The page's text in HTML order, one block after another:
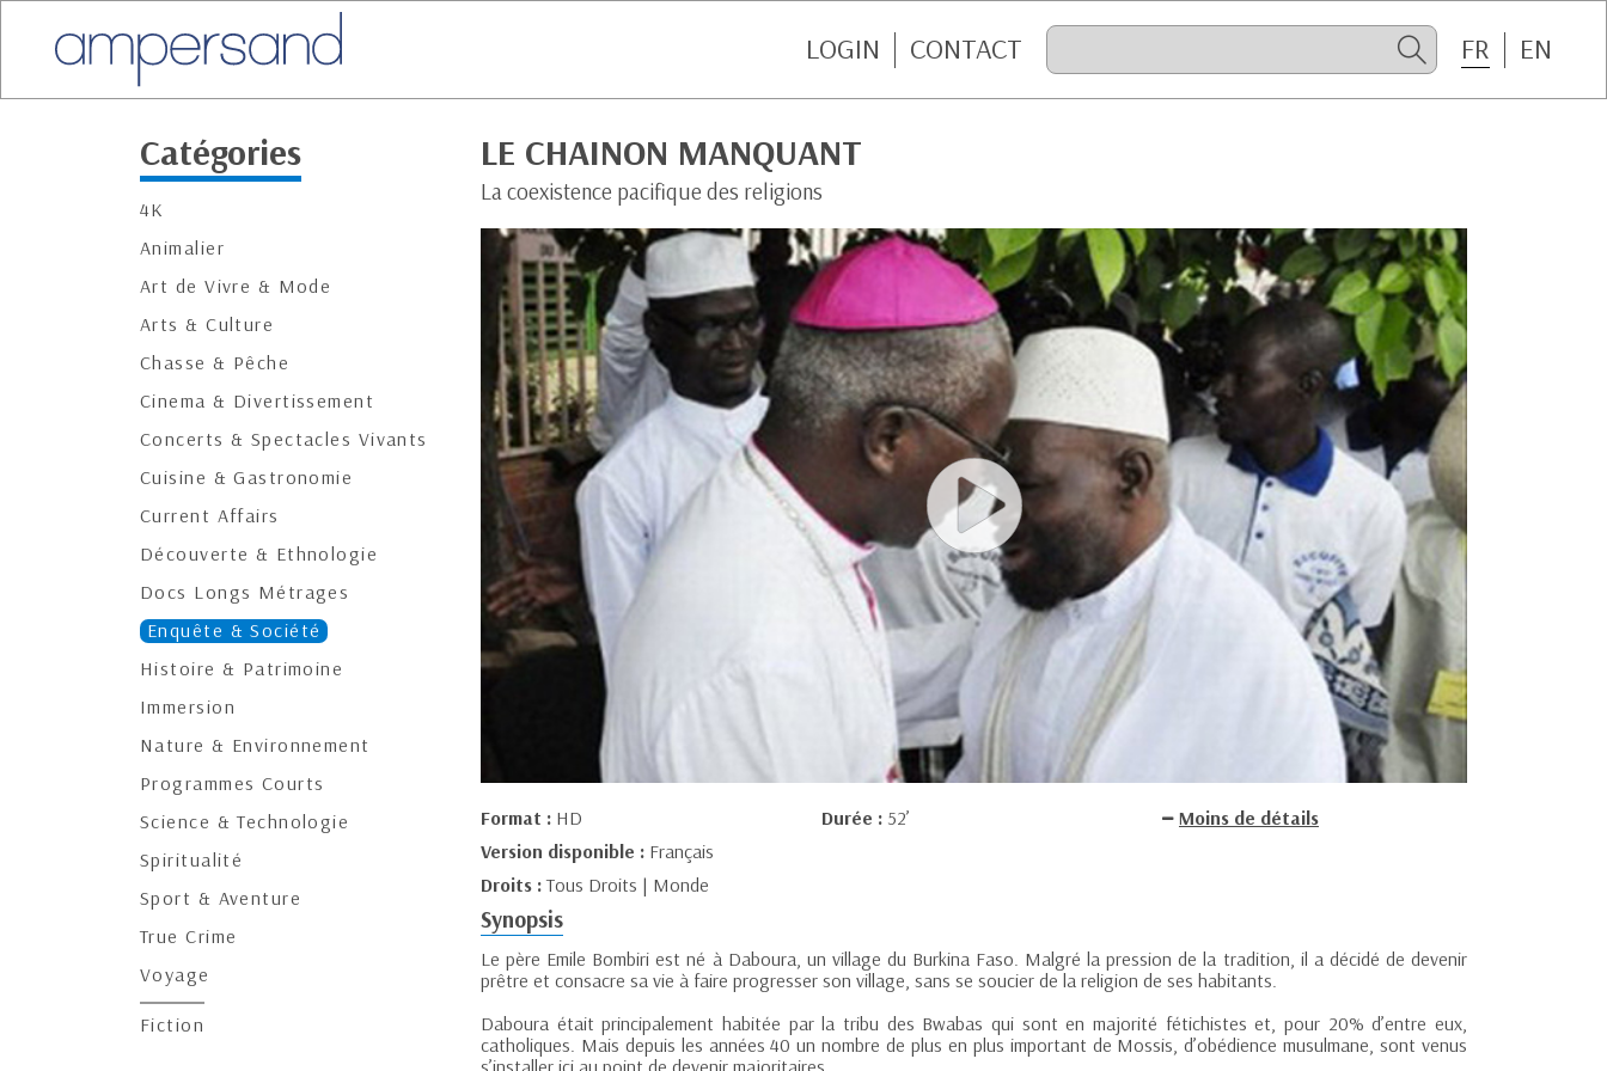
LOGIN CONTACT FR EN
Catégories
4K
Animalier
Art de Vivre & Mode
Arts & Culture
Chasse & Pêche
Cinema & Divertissement
Concerts & Spectacles Vivants
Cuisine & Gastronomie
Current Affairs
Découverte & Ethnologie
Docs Longs Métrages
Enquête & Société
Histoire & Patrimoine
Immersion
Nature & Environnement
Programmes Courts
Science & Technologie
Spiritualité
Sport & Aventure
True Crime
Voyage
Fiction
LE CHAINON MANQUANT
La coexistence pacifique des religions
Format : HD Durée : 52’
Moins de détails
Version disponible : Français
Droits :Tous Droits | Monde
Synopsis
Le père Emile Bombiri est né à Daboura, un village du Burkina Faso. Malgré la pression de la tradition, il a décidé de devenir
prêtre et consacre sa vie à faire progresser son village, sans se soucier de la religion de ses habitants.
Daboura était principalement habitée par la tribu des Bwabas qui sont en majorité fétichistes et, pour 20% d’entre eux,
catholiques. Mais depuis les années 40 un nombre de plus en plus important de Mossis, d’obédience musulmane, sont venus